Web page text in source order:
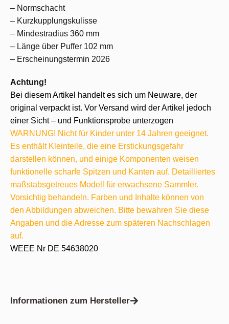
– Normschacht
– Kurzkupplungskulisse
– Mindestradius 360 mm
– Länge über Puffer 102 mm
– Erscheinungstermin 2026
Achtung!
Bei diesem Artikel handelt es sich um Neuware, der
original verpackt ist. Vor Versand wird der Artikel jedoch
einer Sicht – und Funktionsprobe unterzogen
WARNUNG! Nicht für Kinder unter 14 Jahren geeignet.
Es enthält Kleinteile, die eine Erstickungsgefahr
darstellen können, und einige Komponenten weisen
funktionelle scharfe Spitzen und Kanten auf. Detailliertes
maßstabsgetreues Modell für erwachsene Sammler.
Vorsichtig behandeln. Farben und Inhalte können von
den Abbildungen abweichen. Bitte bewahren Sie diese
Angaben und die Adresse zum späteren Nachschlagen
auf.
WEEE Nr DE 54638020
Informationen zum Hersteller